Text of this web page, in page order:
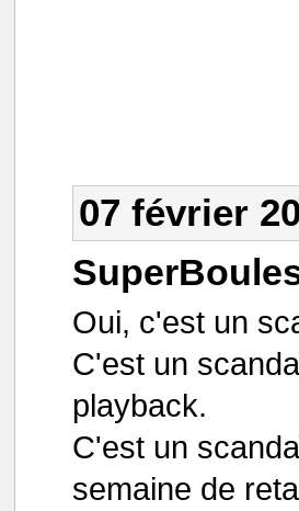
07 février
Oui, c'est un
C'est un
playback.
C'est un
semaine de